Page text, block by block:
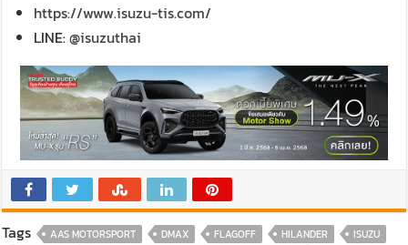
https://www.isuzu-tis.com/
LINE:@isuzuthai
Tags AAS MOTORSPORT DMAX FLAGOFF HILANDER
ISUZU